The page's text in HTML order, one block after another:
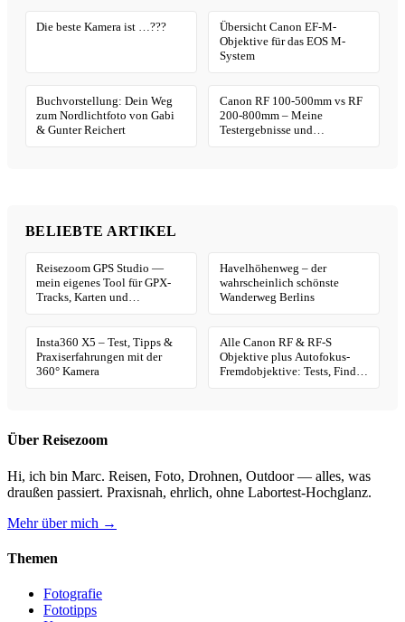
Die beste Kamera ist …???
Übersicht Canon EF-M-
Objektive für das EOS M-
System
Buchvorstellung: Dein Weg
zum Nordlichtfoto von Gabi
& Gunter Reichert
Canon RF 100-500mm vs RF
200-800mm – Meine
Testergebnisse und
BELIEBTE ARTIKEL
Reisezoom GPS Studio —
mein eigenes Tool für GPX-
Tracks, Karten und
Havelhöhenweg – der
wahrscheinlich schönste
Wanderweg Berlins
Insta360 X5 – Test, Tipps &
Praxiserfahrungen mit der
360° Kamera
Alle Canon RF & RF-S
Objektive plus Autofokus-
Fremdobjektive: Tests, Finder
Über Reisezoom
Hi, ich bin Marc. Reisen, Foto, Drohnen, Outdoor — alles, was
draußen passiert. Praxisnah, ehrlich, ohne Labortest-Hochglanz.
Mehr über mich →
Themen
Fotografie
Fototipps